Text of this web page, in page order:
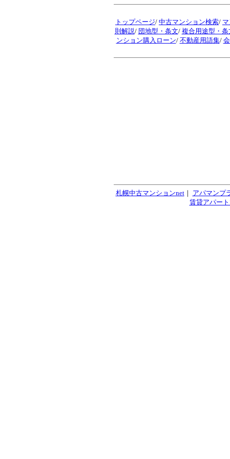
トップページ/ 中古マンション検索/
則解説/ 団地型・条文/ 複合用途型・条
ンション購入ローン/ 不動産用語集/
札幌中古マンションnet｜ アパマンプ
賃貸アパー